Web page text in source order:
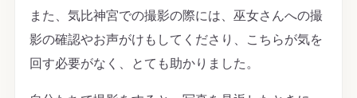
また、気比神宮での撮影の際には、巫女さんへの撮
影の確認やお声がけもしてくださり、こちらが気を
回す必要がなく、とても助かりました。